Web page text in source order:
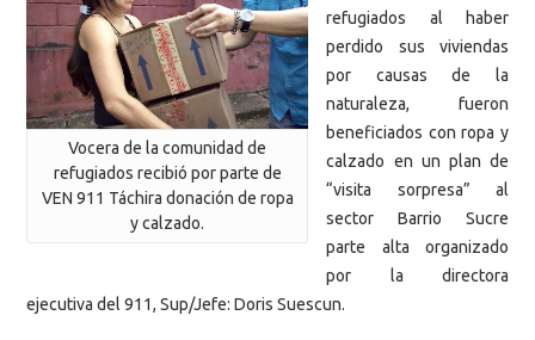
Vocera de la comunidad de
refugiados recibió por parte de
VEN 911 Táchira donación de ropa
y calzado.
refugiados al haber
perdido sus viviendas
por causas de la
naturaleza, fueron
beneficiados con ropa y
calzado en un plan de
“visita sorpresa” al
sector Barrio Sucre
parte alta organizado
por la directora
ejecutiva del 911, Sup/Jefe: Doris Suescun.